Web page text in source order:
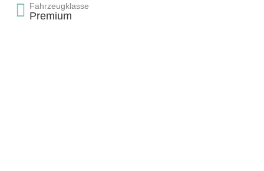
Fahrzeugklasse
Premium